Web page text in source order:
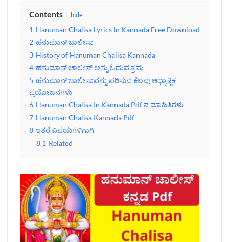
Contents hide
1 Hanuman Chalisa Lyrics In Kannada Free Download
2 ಹನುಮಾನ್ ಚಾಲೀಸಾ
3 History of Hanuman Chalisa Kannada
4 ಹನುಮಾನ್‌ ಚಾಲೀಸ್‌ ಅನ್ನು ಓದುವ ಕ್ರಮ
5 ಹನುಮಾನ್ ಚಾಲೀಸಾವನ್ನು ಪಠಿಸುವ ಕೆಲವು ಆಧ್ಯಾತ್ಮಿಕ
ಪ್ರಯೋಜನಗಳು
6 Hanuman Chalisa In Kannada Pdf ನ ಮಾಹಿತಿಗಳು
7 Hanuman Chalisa Kannada Pdf
8 ಇತರೆ ವಿಷಯಗಳಿಗಾಗಿ
8.1 Related